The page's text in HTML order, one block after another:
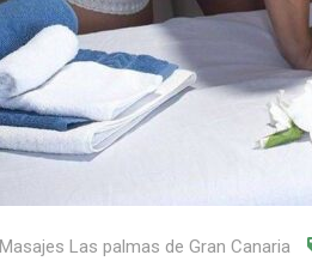
Masajes Las palmas de Gran Canaria